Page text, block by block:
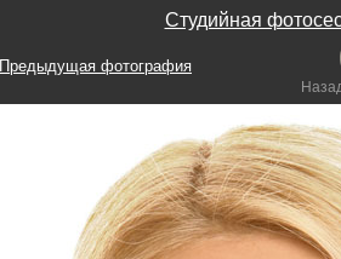
Студийная
Предыдущая фотография